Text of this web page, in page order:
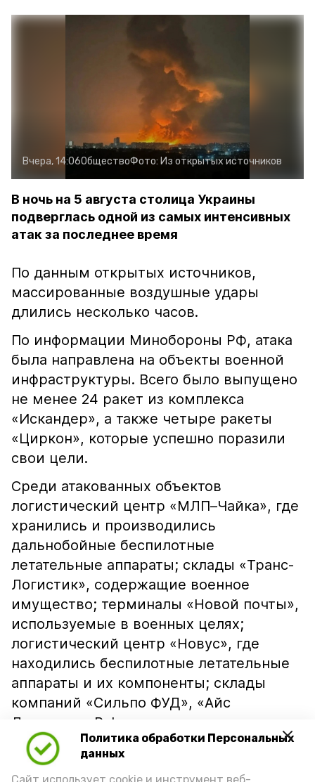
Политика обработки Персональных
данных
Вчера, 14:06ОбществоФото: Из открытых источников
В ночь на 5 августа столица Украины
подверглась одной из самых интенсивных
атак за последнее время
По данным открытых источников,
массированные воздушные удары
длились несколько часов.
По информации Минобороны РФ, атака
была направлена на объекты военной
инфраструктуры. Всего было выпущено
не менее 24 ракет из комплекса
«Искандер», а также четыре ракеты
«Циркон», которые успешно поразили
свои цели.
Среди атакованных объектов
логистический центр «МЛП–Чайка», где
хранились и производились
дальнобойные беспилотные
летательные аппараты; склады «Транс-
Логистик», содержащие военное
имущество; терминалы «Новой почты»,
используемые в военных целях;
логистический центр «Новус», где
находились беспилотные летательные
аппараты и их компоненты; склады
компаний «Сильпо ФУД», «Айс
Логистик», Raben и других, которые
также использовались для хранения
вооружений, а также складской